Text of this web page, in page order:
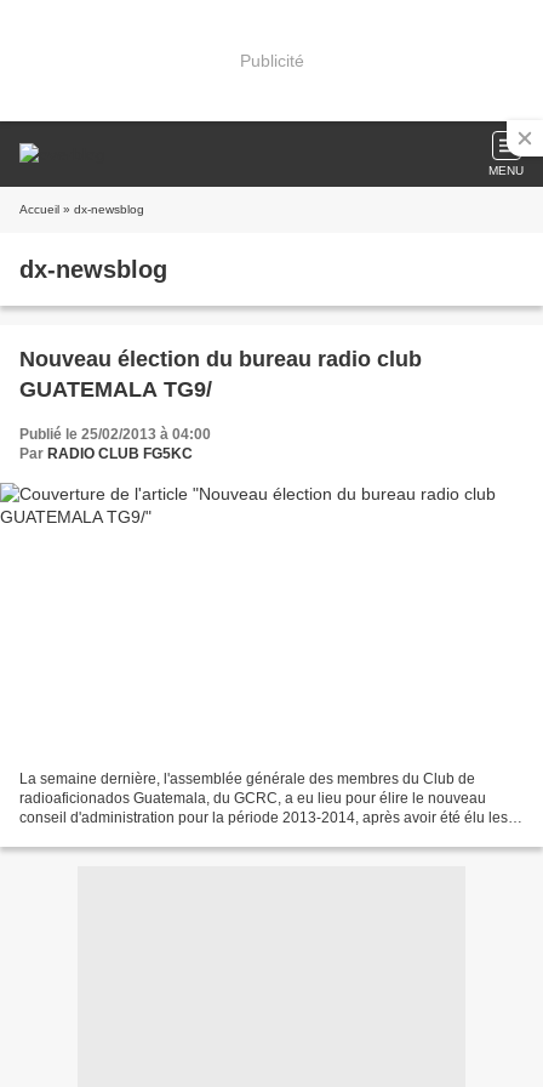
Publicité
MENU
Accueil » dx-newsblog
dx-newsblog
Nouveau élection du bureau radio club
GUATEMALA TG9/
Publié le 25/02/2013 à 04:00
Par RADIO CLUB FG5KC
La semaine dernière, l'assemblée générale des membres du Club de
radioaficionados Guatemala, du GCRC, a eu lieu pour élire le nouveau
conseil d'administration pour la période 2013-2014, après avoir été élu les